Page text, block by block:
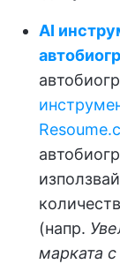
AI
(напр.
марката с